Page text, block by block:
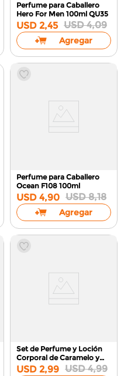
Perfume para Caballero
Hero For Men 100ml QU35
USD 2,45 USD 4,09
Agregar
Perfume para Caballero
Ocean F108 100ml
USD 4,90 USD 8,18
Agregar
Set de Perfume y Loción
Corporal de Caramelo y
Almendra MT050-24 60ml
USD 2,99 USD 4,99